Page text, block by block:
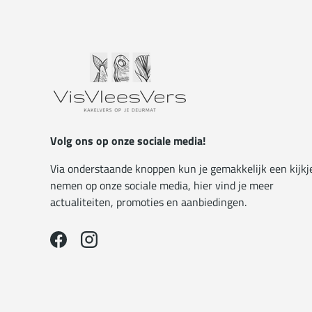
Volg ons op onze sociale media!
Via onderstaande knoppen kun je gemakkelijk een
nemen op onze sociale media, hier vind je meer
actualiteiten, promoties en aanbiedingen.
FacebookInstagram